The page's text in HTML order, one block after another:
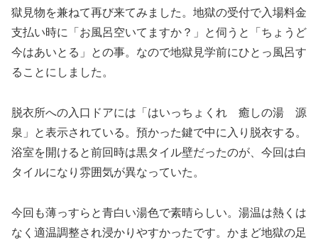
獄見物を兼ねて再び来てみました。地獄の受付で入場料金
支払い時に「お風呂空いてますか？」と伺うと「ちょうど
今はあいとる」との事。なので地獄見学前にひとっ風呂す
ることにしました。
脱衣所への入口ドアには「はいっちょくれ 癒しの湯 源
泉」と表示されている。預かった鍵で中に入り脱衣する。
浴室を開けると前回時は黒タイル壁だったのが、今回は白
タイルになり雰囲気が異なっていた。
今回も薄っすらと青白い湯色で素晴らしい。湯温は熱くは
なく適温調整され浸かりやすかったです。かまど地獄の足